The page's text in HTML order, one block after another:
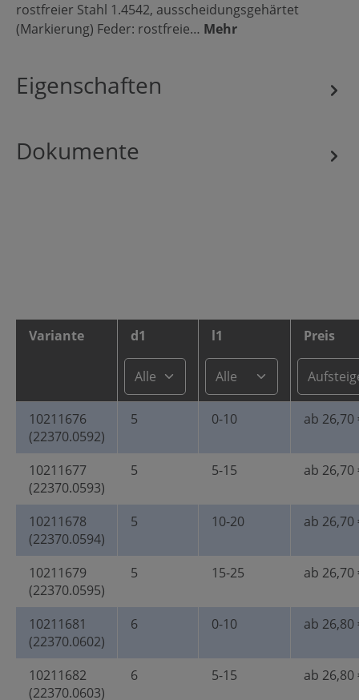
rostfreier Stahl 1.4542, ausscheidungsgehärtet
(Markierung) Feder: rostfreie… Mehr
Eigenschaften
Dokumente
Variante d1 l1 Preis
10211676
(22370.0592)
5 0-10 ab 26,70
10211677
(22370.0593)
5 5-15 ab 26,70
10211678
(22370.0594)
5 10-20 ab 26,70
10211679
(22370.0595)
5 15-25 ab 26,70
10211681
(22370.0602)
6 0-10 ab 26,80
10211682
(22370.0603)
6 5-15 ab 26,80